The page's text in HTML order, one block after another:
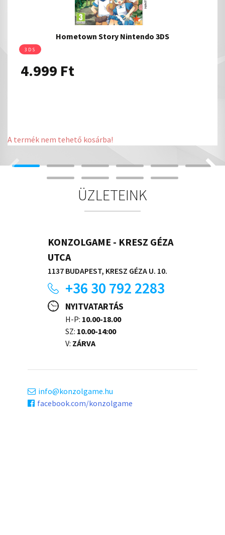
Hometown Story Nintendo 3DS
3DS
4.999 Ft
A termék nem tehető kosárba!
ÜZLETEINK
KONZOLGAME - KRESZ GÉZA
UTCA
1137 BUDAPEST, KRESZ GÉZA U. 10.
+36 30 792 2283
NYITVATARTÁS
H-P: 10.00-18.00
SZ: 10.00-14:00
V: ZÁRVA
info
konzolgame.hu
facebook.com/konzolgame